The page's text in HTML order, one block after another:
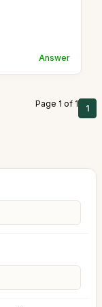
Answer
Page 1 of 1 1